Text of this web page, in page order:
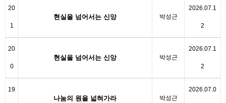
20
1
현실을 넘어서는 신앙 박성근
2026.07.1
2
20
0
현실을 넘어서는 신앙 박성근
2026.07.1
2
19
나눔의 원을 넓혀가라 박성근
2026.07.0